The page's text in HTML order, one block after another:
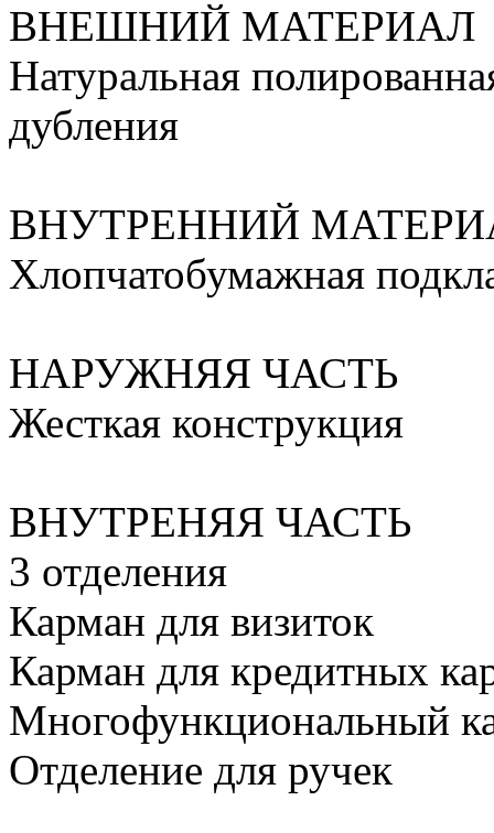
ВНЕШНИЙ МАТЕРИАЛ
Натуральная
дубления
ВНУТРЕННИЙ
Хлопчатобумажная
НАРУЖНЯЯ ЧАСТЬ
Жесткая конструкция
ВНУТРЕНЯЯ ЧАСТЬ
3 отделения
Карман для визиток
Карман для кредитных
Многофункциональный
Отделение для ручек